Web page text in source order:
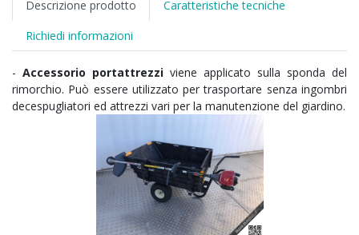
Descrizione prodotto
Caratteristiche tecniche
Richiedi informazioni
- Accessorio portattrezzi viene applicato sulla sponda del
rimorchio. Può essere utilizzato per trasportare senza ingombri
decespugliatori ed attrezzi vari per la manutenzione del giardino.